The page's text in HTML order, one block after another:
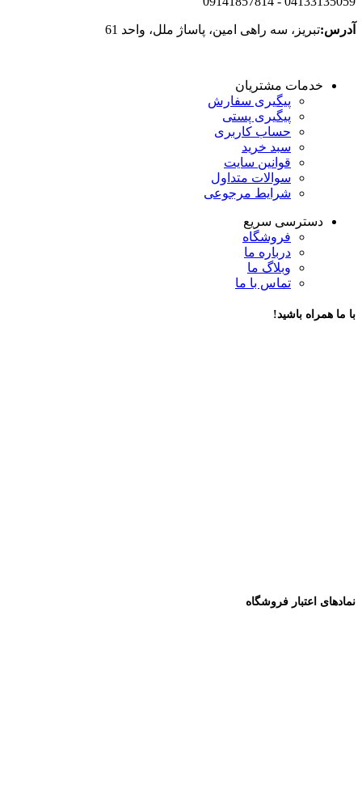
آدرس:تبریز، سه راهی امین، پاساژ ملل، واحد 61
خدمات مشتریان
پیگیری سفارش
پیگیری پستی
حساب کاربری
سبد خرید
قوانین سایت
سوالات متداول
شرایط مرجوعی
دسترسی سریع
فروشگاه
درباره ما
وبلاگ ما
تماس با ما
با ما همراه باشید!
نمادهای اعتبار فروشگاه